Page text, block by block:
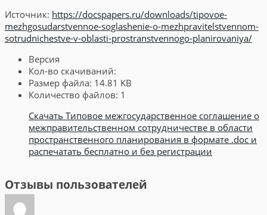
Источник: https://docspapers.ru/downloads/tipovoe-
mezhgosudarstvennoe-soglashenie-o-mezhpravitelstvennom-
sotrudnichestve-v-oblasti-prostranstvennogo-planirovaniya/
Версия
Кол-во скачиваний:
Размер файла: 14.81 KB
Количество файлов: 1
Скачать Типовое межгосударственное соглашение о
межправительственном сотрудничестве в области
пространственного планирования в формате .doc и
распечатать бесплатно и без регистрации
Отзывы пользователей